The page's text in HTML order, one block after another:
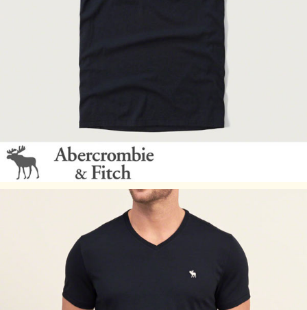
XLサイズ
※あくまで目安となりますのでご了承ください。